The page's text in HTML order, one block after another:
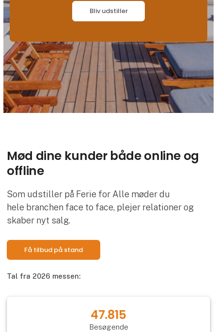
Bliv udstiller
Mød dine kunder både online og
offline
Som udstiller på Ferie for Alle møder du
hele branchen face to face, plejer relationer og
skaber nyt salg.
Få tilbud på stand
Tal fra 2026 messen:
54.649
Besøgende